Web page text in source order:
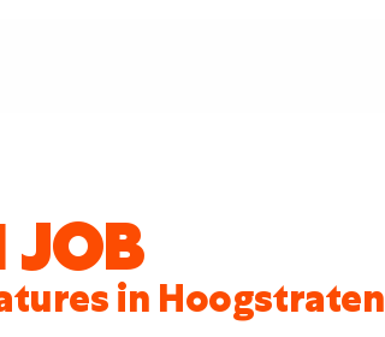
JOB
in Hoogstraten